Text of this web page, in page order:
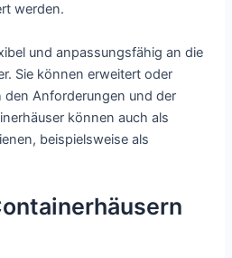
werden.
und anpassungsfähig an die
Sie können erweitert oder
den Anforderungen und der
können auch als
beispielsweise als